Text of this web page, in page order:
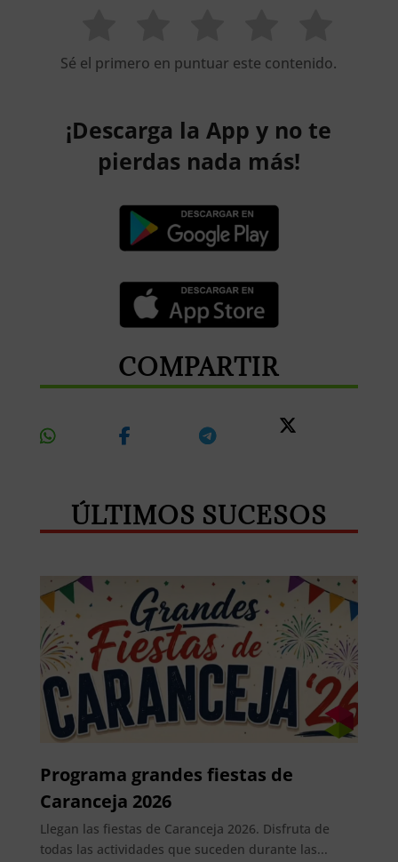
Sé el primero en puntuar este contenido.
¡Descarga la App y no te
pierdas nada más!
COMPARTIR
ÚLTIMOS SUCESOS
Programa grandes fiestas de
Caranceja 2026
Llegan las fiestas de Caranceja 2026. Disfruta de
todas las actividades que suceden durante las...